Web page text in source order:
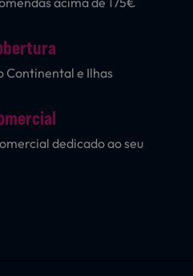
Continental e Ilhas
dedicado ao seu